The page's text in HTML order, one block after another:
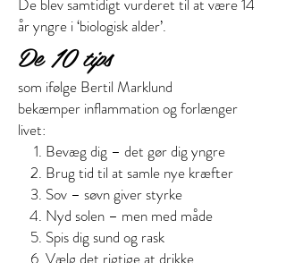
år yngre i ‘biologisk alder’.
De 10 tips
som ifølge Bertil Marklund
bekæmper inflammation og forlænger
livet:
Bevæg dig – det gør dig yngre
Brug tid til at samle nye kræfter
Sov – søvn giver styrke
Nyd solen – men med måde
Spis dig sund og rask
Vælg det rigtige at drikke